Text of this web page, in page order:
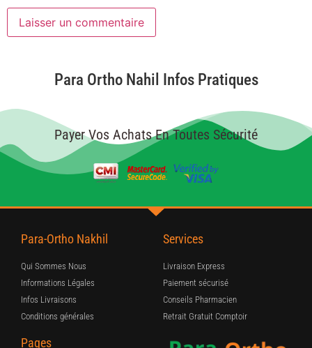
Para Ortho Nahil Infos Pratiques
Payer Vos Achats En Toutes Sécurité
Para-Ortho Nakhil
Qui Sommes Nous
Informations Légales
Infos Livraisons
Conditions générales
Services
Livraison Express
Paiement sécurisé
Conseils Pharmacien
Retrait Gratuit Comptoir
Pages